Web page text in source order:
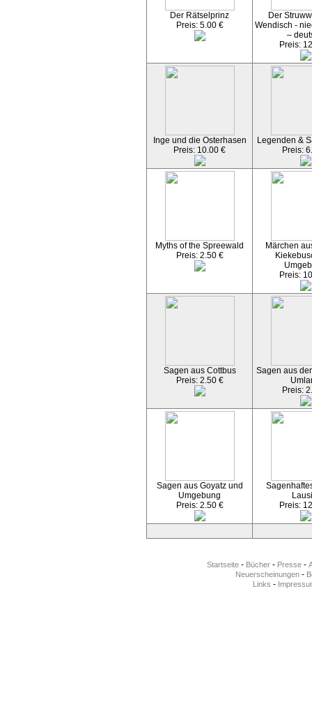
Der Rätselprinz
Preis: 5.00 €
Der
Wendisch -
–
Preis:
Inge und die Osterhasen
Preis: 10.00 €
Legenden &
Preis:
Myths of the Spreewald
Preis: 2.50 €
Märchen
Preis:
Sagen aus Cottbus
Preis: 2.50 €
Sagen aus
Preis:
Sagen aus Goyatz und
Umgebung
Preis: 2.50 €
Preis:
Startseite - Bücher - Presse -
Neuerscheinungen-
Links -